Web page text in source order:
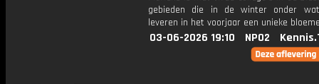
gebieden die in de winter onder
leveren in het voorjaar een unieke
03-06-2026 19:10 NPO2